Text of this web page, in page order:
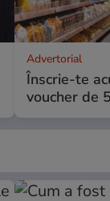
Advertorial
Înscrie-te
voucher de